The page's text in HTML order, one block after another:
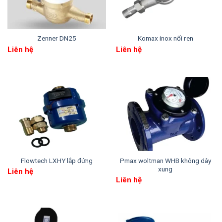
hỏng hoặc phá hủy đồng hồ
2. Kích thước chính của Flowtech LXSG-50
Khi lắp đặt các đồng hồ LXSG-50 bạn sẽ cần các
Chiều dài của đồng hồ: 300mm
Bề rộng: 125mm
Chiều cao: 162mm
Ren kết nối là ren 2 1/2″
Zenner DN25
Liên hệ
Komax inox nối ren
Liên hệ
Flowtech LXHY lắp đứng
Liên hệ
Pmax woltman WHB không dây
xung
Liên hệ